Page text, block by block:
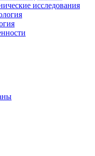
исследования